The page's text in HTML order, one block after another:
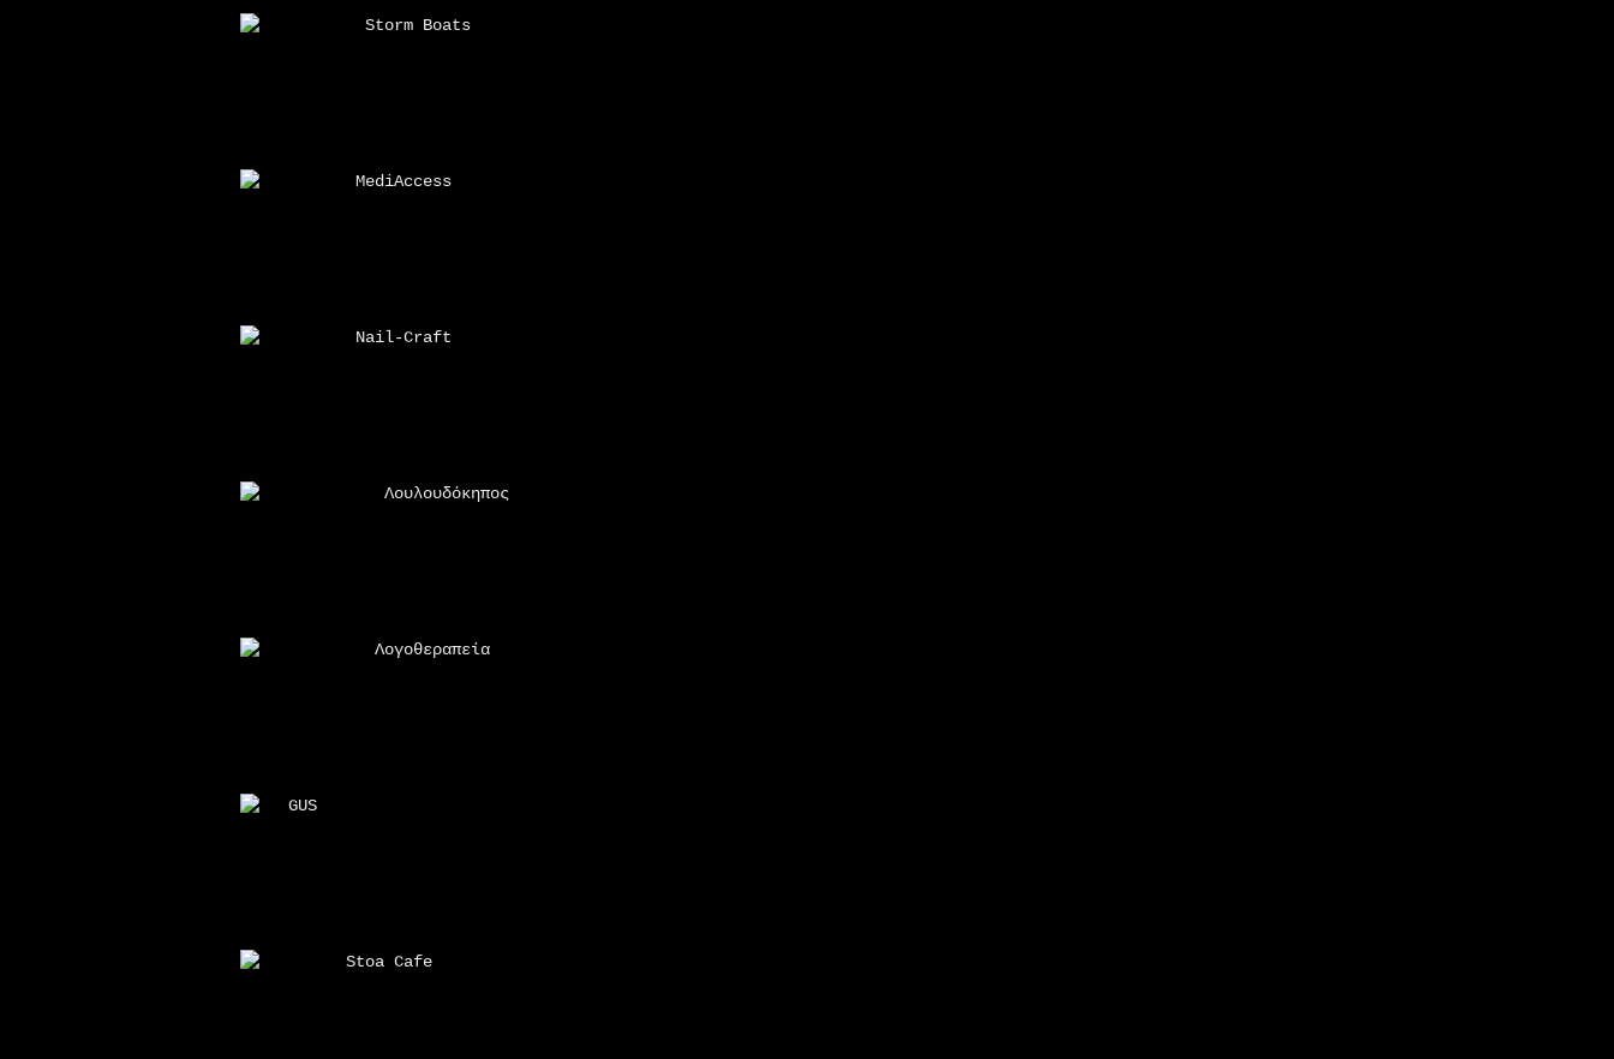
Storm Boats
MediAccess
Nail-Craft
Λουλουδόκηπος
Λογοθεραπεία
GUS
Stoa Cafe